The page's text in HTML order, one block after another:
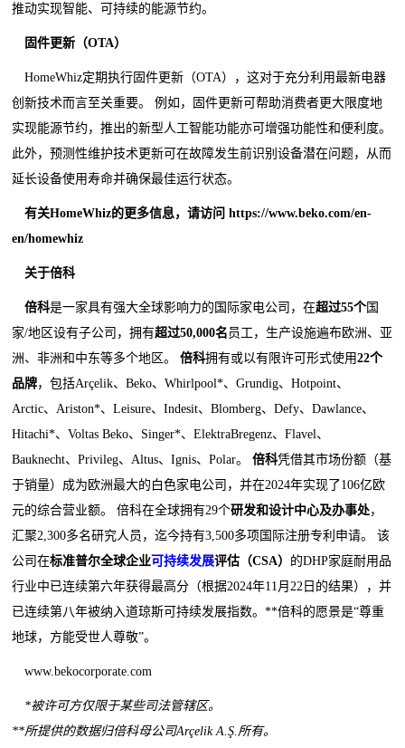
推动实现智能、可持续的能源节约。
固件更新（OTA）
HomeWhiz定期执行固件更新（OTA），这对于充分利用最新电器
创新技术而言至关重要。 例如，固件更新可帮助消费者更大限度地
实现能源节约，推出的新型人工智能功能亦可增强功能性和便利度。
此外，预测性维护技术更新可在故障发生前识别设备潜在问题，从而
延长设备使用寿命并确保最佳运行状态。
有关HomeWhiz的更多信息，请访问 https://www.beko.com/en-
en/homewhiz
关于倍科
倍科是一家具有强大全球影响力的国际家电公司，在超过55个国
家/地区设有子公司，拥有超过50,000名 员工，生产设施遍布欧洲、亚
洲、非洲和中东等多个地区。倍科拥有或以有限许可形式使用22个
品牌，包括Arçelik、Beko、Whirlpool*、Grundig、Hotpoint、
Arctic、Ariston*、Leisure、Indesit、Blomberg、Defy、Dawlance、
Hitachi*、Voltas Beko、Singer*、ElektraBregenz、Flavel、
Bauknecht、Privileg、Altus、Ignis、Polar。倍科凭借其市场份额（基
于销量）成为欧洲最大的白色家电公司，并在2024年实现了106亿欧
元的综合营业额。 倍科在全球拥有29个研发和设计中心及办事处，
汇聚2,300多名研究人员，迄今持有3,500多项国际注册专利申请。 该
公司在标准普尔全球企业可持续发展评估（CSA） 的DHP家庭耐用品
行业中已连续第六年获得最高分（根据2024年11月22日的结果），并
已连续第八年被纳入道琼斯可持续发展指数。**倍科的愿景是“尊重
地球，方能受世人尊敬”。
www.bekocorporate.com
*被许可方仅限于某些司法管辖区。
**所提供的数据归倍科母公司Arçelik A.Ş.所有。